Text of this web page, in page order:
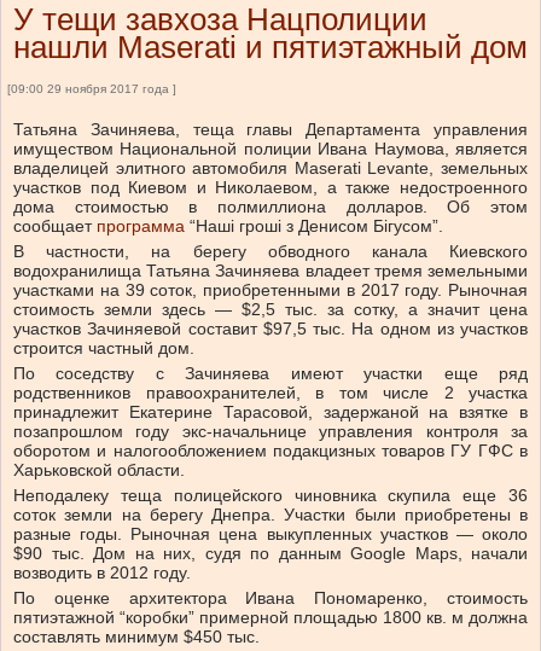
У тещи завхоза Нацполиции
нашли Maserati и пятиэтажный дом
[09:00 29 ноября 2017 года ]
Татьяна Зачиняева, теща главы Департамента управления
имуществом Национальной полиции Ивана Наумова, является
владелицей элитного автомобиля Maserati Levante, земельных
участков под Киевом и Николаевом, а также недостроенного
дома стоимостью в полмиллиона долларов. Об этом
сообщает программа “Наші гроші з Денисом Бігусом”.
В частности, на берегу обводного канала Киевского
водохранилища Татьяна Зачиняева владеет тремя земельными
участками на 39 соток, приобретенными в 2017 году. Рыночная
стоимость земли здесь — $2,5 тыс. за сотку, а значит цена
участков Зачиняевой составит $97,5 тыс. На одном из участков
строится частный дом.
По соседству с Зачиняева имеют участки еще ряд
родственников правоохранителей, в том числе 2 участка
принадлежит Екатерине Тарасовой, задержаной на взятке в
позапрошлом году экс-начальнице управления контроля за
оборотом и налогообложением подакцизных товаров ГУ ГФС в
Харьковской области.
Неподалеку теща полицейского чиновника скупила еще 36
соток земли на берегу Днепра. Участки были приобретены в
разные годы. Рыночная цена выкупленных участков — около
$90 тыс. Дом на них, судя по данным Google Maps, начали
возводить в 2012 году.
По оценке архитектора Ивана Пономаренко, стоимость
пятиэтажной “коробки” примерной площадью 1800 кв. м должна
составлять минимум $450 тыс.